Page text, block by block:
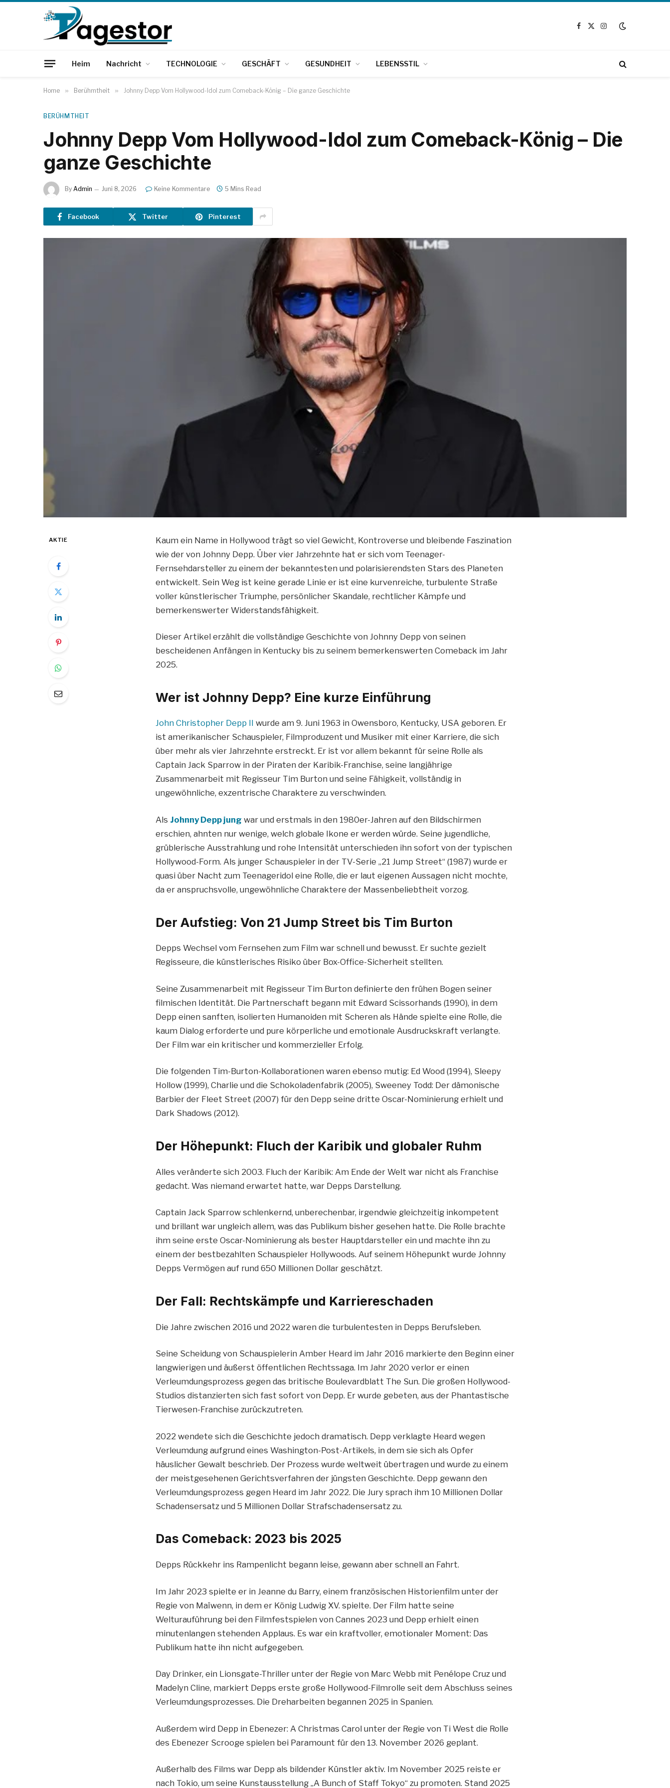
Facebook
X
Instagram
Heim Nachricht TECHNOLOGIE GESCHÄFT GESUNDHEIT LEBENSSTIL
Home » Berühmtheit » Johnny Depp Vom Hollywood-Idol zum Comeback-König – Die ganze Geschichte
BERÜHMTHEIT
Johnny Depp Vom Hollywood-Idol zum Comeback-König – Die
ganze Geschichte
By Admin Juni 8, 2026 Keine Kommentare 5 Mins Read
Facebook Twitter Pinterest
AKTIE
Kaum ein Name in Hollywood trägt so viel Gewicht, Kontroverse und bleibende Faszination
wie der von Johnny Depp. Über vier Jahrzehnte hat er sich vom Teenager-
Fernsehdarsteller zu einem der bekanntesten und polarisierendsten Stars des Planeten
entwickelt. Sein Weg ist keine gerade Linie er ist eine kurvenreiche, turbulente Straße
voller künstlerischer Triumphe, persönlicher Skandale, rechtlicher Kämpfe und
bemerkenswerter Widerstandsfähigkeit.
Dieser Artikel erzählt die vollständige Geschichte von Johnny Depp von seinen
bescheidenen Anfängen in Kentucky bis zu seinem bemerkenswerten Comeback im Jahr
2025.
Wer ist Johnny Depp? Eine kurze Einführung
John Christopher Depp II wurde am 9. Juni 1963 in Owensboro, Kentucky, USA geboren. Er
ist amerikanischer Schauspieler, Filmproduzent und Musiker mit einer Karriere, die sich
über mehr als vier Jahrzehnte erstreckt. Er ist vor allem bekannt für seine Rolle als
Captain Jack Sparrow in der Piraten der Karibik-Franchise, seine langjährige
Zusammenarbeit mit Regisseur Tim Burton und seine Fähigkeit, vollständig in
ungewöhnliche, exzentrische Charaktere zu verschwinden.
Als Johnny Depp jung war und erstmals in den 1980er-Jahren auf den Bildschirmen
erschien, ahnten nur wenige, welch globale Ikone er werden würde. Seine jugendliche,
grüblerische Ausstrahlung und rohe Intensität unterschieden ihn sofort von der typischen
Hollywood-Form. Als junger Schauspieler in der TV-Serie „21 Jump Street“ (1987) wurde er
quasi über Nacht zum Teenageridol eine Rolle, die er laut eigenen Aussagen nicht mochte,
da er anspruchsvolle, ungewöhnliche Charaktere der Massenbeliebtheit vorzog.
Der Aufstieg: Von 21 Jump Street bis Tim Burton
Depps Wechsel vom Fernsehen zum Film war schnell und bewusst. Er suchte gezielt
Regisseure, die künstlerisches Risiko über Box-Office-Sicherheit stellten.
Seine Zusammenarbeit mit Regisseur Tim Burton definierte den frühen Bogen seiner
filmischen Identität. Die Partnerschaft begann mit Edward Scissorhands (1990), in dem
Depp einen sanften, isolierten Humanoiden mit Scheren als Hände spielte eine Rolle, die
kaum Dialog erforderte und pure körperliche und emotionale Ausdruckskraft verlangte.
Der Film war ein kritischer und kommerzieller Erfolg.
Die folgenden Tim-Burton-Kollaborationen waren ebenso mutig: Ed Wood (1994), Sleepy
Hollow (1999), Charlie und die Schokoladenfabrik (2005), Sweeney Todd: Der dämonische
Barbier der Fleet Street (2007) für den Depp seine dritte Oscar-Nominierung erhielt und
Dark Shadows (2012).
Der Höhepunkt: Fluch der Karibik und globaler Ruhm
Alles veränderte sich 2003. Fluch der Karibik: Am Ende der Welt war nicht als Franchise
gedacht. Was niemand erwartet hatte, war Depps Darstellung.
Captain Jack Sparrow schlenkernd, unberechenbar, irgendwie gleichzeitig inkompetent
und brillant war ungleich allem, was das Publikum bisher gesehen hatte. Die Rolle brachte
ihm seine erste Oscar-Nominierung als bester Hauptdarsteller ein und machte ihn zu
einem der bestbezahlten Schauspieler Hollywoods. Auf seinem Höhepunkt wurde Johnny
Depps Vermögen auf rund 650 Millionen Dollar geschätzt.
Der Fall: Rechtskämpfe und Karriereschaden
Die Jahre zwischen 2016 und 2022 waren die turbulentesten in Depps Berufsleben.
Seine Scheidung von Schauspielerin Amber Heard im Jahr 2016 markierte den Beginn einer
langwierigen und äußerst öffentlichen Rechtssaga. Im Jahr 2020 verlor er einen
Verleumdungsprozess gegen das britische Boulevardblatt The Sun. Die großen Hollywood-
Studios distanzierten sich fast sofort von Depp. Er wurde gebeten, aus der Phantastische
Tierwesen-Franchise zurückzutreten.
2022 wendete sich die Geschichte jedoch dramatisch. Depp verklagte Heard wegen
Verleumdung aufgrund eines Washington-Post-Artikels, in dem sie sich als Opfer
häuslicher Gewalt beschrieb. Der Prozess wurde weltweit übertragen und wurde zu einem
der meistgesehenen Gerichtsverfahren der jüngsten Geschichte. Depp gewann den
Verleumdungsprozess gegen Heard im Jahr 2022. Die Jury sprach ihm 10 Millionen Dollar
Schadensersatz und 5 Millionen Dollar Strafschadensersatz zu.
Das Comeback: 2023 bis 2025
Depps Rückkehr ins Rampenlicht begann leise, gewann aber schnell an Fahrt.
Im Jahr 2023 spielte er in Jeanne du Barry, einem französischen Historienfilm unter der
Regie von Maïwenn, in dem er König Ludwig XV. spielte. Der Film hatte seine
Welturauführung bei den Filmfestspielen von Cannes 2023 und Depp erhielt einen
minutenlangen stehenden Applaus. Es war ein kraftvoller, emotionaler Moment: Das
Publikum hatte ihn nicht aufgegeben.
Day Drinker, ein Lionsgate-Thriller unter der Regie von Marc Webb mit Penélope Cruz und
Madelyn Cline, markiert Depps erste große Hollywood-Filmrolle seit dem Abschluss seines
Verleumdungsprozesses. Die Dreharbeiten begannen 2025 in Spanien.
Außerdem wird Depp in Ebenezer: A Christmas Carol unter der Regie von Ti West die Rolle
des Ebenezer Scrooge spielen bei Paramount für den 13. November 2026 geplant.
Außerhalb des Films war Depp als bildender Künstler aktiv. Im November 2025 reiste er
nach Tokio, um seine Kunstausstellung „A Bunch of Staff Tokyo“ zu promoten. Stand 2025